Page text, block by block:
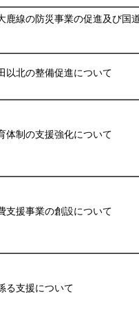
鹿線の防災事業の促進及び国
以北の整備促進について
体制の支援強化について
支援事業の創設について
る支援について